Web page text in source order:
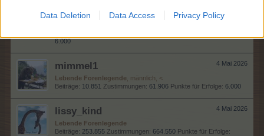
Data Deletion Data Access Privacy Policy
Magitta7070
6.000
4 Mai 2026
mimmel1
Lebende Forenlegende , männlich, <
Beiträge: 10.851 Zustimmungen: 61.906 Punkte für Erfolge: 6.000
4 Mai 2026
lissy_kind
Lebende Forenlegende
Beiträge: 253.855 Zustimmungen: 664.550 Punkte für Erfolge: